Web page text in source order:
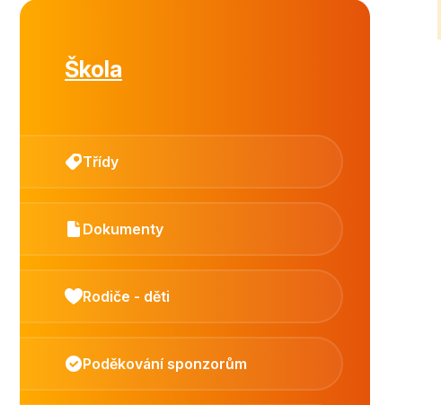
Škola
Třídy
Dokumenty
Rodiče - děti
Poděkování sponzorům